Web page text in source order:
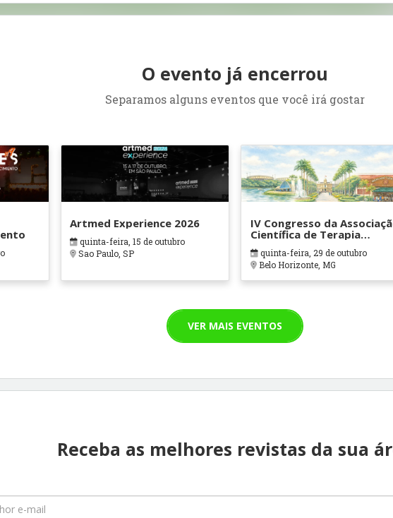
O evento já encerrou
Separamos alguns eventos que você irá gostar
Artmed Experience 2026
quinta-feira, 15 de outubro
Sao Paulo, SP
IV Congresso da
Científica de Terapia
Ocupacional em Contextos
Hospitalares e Cuidados
Paliativos - ATOHOSP
quinta-feira, 29 de outubro
Belo Horizonte, MG
VER MAIS EVENTOS
Receba as melhores revistas da sua